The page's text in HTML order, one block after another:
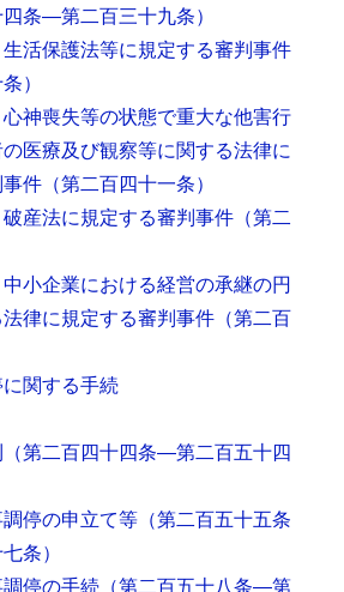
四条―第二百三十九条）
活保護法等に規定する審判事件
）
神喪失等の状態で重大な他害行
医療及び観察等に関する法律に
件 （第二百四十一条）
産法に規定する審判事件 （第二
小企業における経営の承継の円
律に規定する審判事件 （第二百
関する手続
（第二百四十四条―第二百五十四
停の申立て等 （第二百五十五条
条）
停の手続 （第二百五十八条―第